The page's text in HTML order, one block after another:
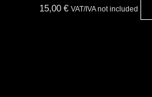
15,00 € VAT/IVA not included